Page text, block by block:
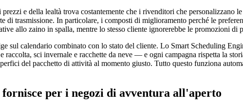
e della lealtà trova costantemente che i rivenditori che personalizzano
di trasmissione. In particolare, i composti di miglioramento perché le
allo zaino in spalla, mentre lo stesso cliente ignorerebbe le promozioni di
sul calendario combinato con lo stato del cliente. Lo Smart Scheduling
raccolta, sci invernale e racchette da neve — e ogni campagna rispetta la
del pacchetto di attività al momento giusto. Tutto questo funziona
per i negozi di avventura all'aperto